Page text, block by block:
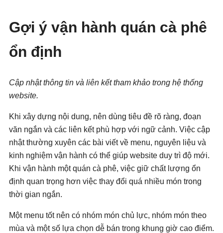
Gợi ý vận hành quán cà phê
ổn định
Cập nhật thông tin và liên kết tham khảo trong hệ thống
website.
Khi xây dựng nội dung, nên dùng tiêu đề rõ ràng, đoạn
văn ngắn và các liên kết phù hợp với ngữ cảnh. Việc cập
nhật thường xuyên các bài viết về menu, nguyên liệu và
kinh nghiệm vận hành có thể giúp website duy trì độ mới.
Khi vận hành một quán cà phê, việc giữ chất lượng ổn
định quan trọng hơn việc thay đổi quá nhiều món trong
thời gian ngắn.
Một menu tốt nên có nhóm món chủ lực, nhóm món theo
mùa và một số lựa chọn dễ bán trong khung giờ cao điểm.